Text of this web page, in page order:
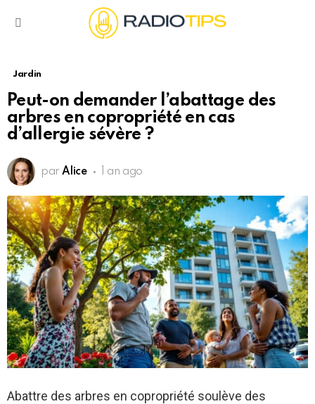
Jardin
Peut-on demander l’abattage des
arbres en copropriété en cas
d’allergie sévère ?
par Alice 1 an ago
Abattre des arbres en copropriété soulève des